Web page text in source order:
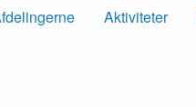
Aktiviteter